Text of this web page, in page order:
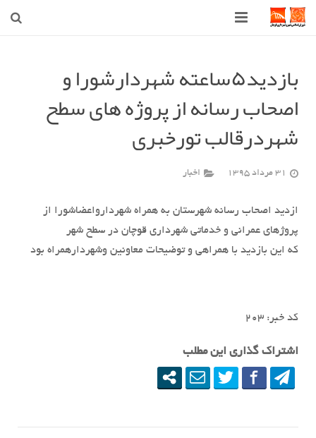
شهرداری
شورای اسلامی شهر قوچان
اخبار روز
قوچان
ارتباط با ما
بازدید۵ساعته شهردارشورا و
اصحاب رسانه از پروژه های سطح
شهردرقالب تورخبری
31 مرداد 1395 اخبار
ازدید اصحاب رسانه شهرستان به همراه شهردارواعضاشورا از
پروژهای عمرانی و خدماتی شهرداری قوچان در سطح شهر
که این بازدید با همراهی و توضیحات معاونین وشهردارهمراه بود
کد خبر: ٢٠٣
اشتراک گذاری این مطلب